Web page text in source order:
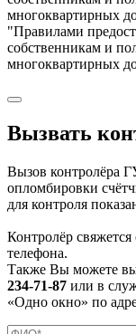
многоквартирных
"Правилами
собственникам и
многоквартирных
Вызвать
Вызов контролёра
опломбировки
для контроля
Контролёр
телефона.
Также Вы можете
234-71-87 или в
«Одно окно» по